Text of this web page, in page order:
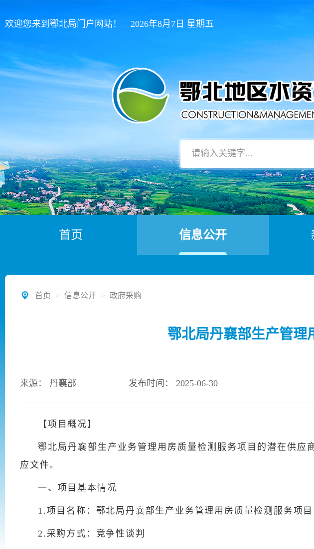
欢迎您来到鄂北局门户网站！ 2026年8月7日 星期五
首页 信息公开
首页 > 信息公开 > 政府采购
鄂北局丹襄部生产管理
来源： 丹襄部 发布时间： 2025-06-30
【项目概况】
鄂北局丹襄部生产业务管理用房质量检测服务项目的潜在供应
应文件。
一、项目基本情况
1.项目名称：鄂北局丹襄部生产业务管理用房质量检测服务项目
2.采购方式：竞争性谈判